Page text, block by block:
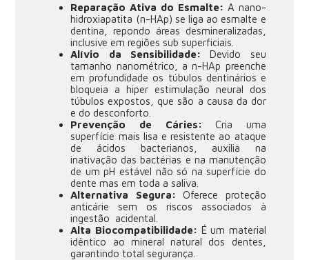
Reparação Ativa do Esmalte: A nano-
hidroxiapatita (n-HAp) se liga ao esmalte e
dentina, repondo áreas desmineralizadas,
inclusive em regiões sub superficiais.
Alívio da Sensibilidade: Devido seu
tamanho nanométrico, a n-HAp preenche
em profundidade os túbulos dentinários e
bloqueia a hiper estimulação neural dos
túbulos expostos, que são a causa da dor
e do desconforto.
Prevenção de Cáries: Cria uma
superfície mais lisa e resistente ao ataque
de ácidos bacterianos, auxilia na
inativação das bactérias e na manutenção
de um pH estável não só na superfície do
dente mas em toda a saliva.
Alternativa Segura: Oferece proteção
anticárie sem os riscos associados à
ingestão acidental.
Alta Biocompatibilidade: É um material
idêntico ao mineral natural dos dentes,
garantindo total segurança.